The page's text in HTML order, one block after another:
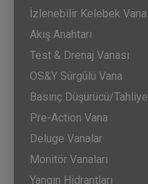
İzlenebilir Kelebek Vana
Akış Anahtarı
Test & Drenaj Vanası
OS&Y Sürgülü Vana
Basınç Düşürücü/Tahliye
Pre-Action Vana
Deluge Vanalar
Monitör Vanaları
Yangın Hidrantları